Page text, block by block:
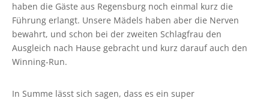
haben die Gäste aus Regensburg noch einmal kurz die
Führung erlangt. Unsere Mädels haben aber die Nerven
bewahrt, und schon bei der zweiten Schlagfrau den
Ausgleich nach Hause gebracht und kurz darauf auch den
Winning-Run.
In Summe lässt sich sagen, dass es ein super